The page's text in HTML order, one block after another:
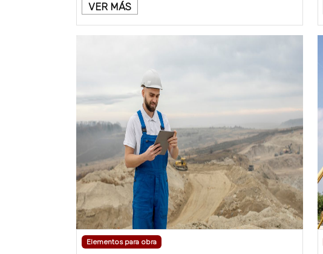
VER MÁS
Elementos para obra